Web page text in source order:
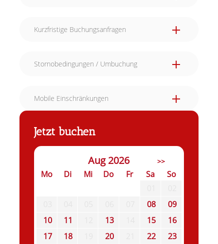
Kurzfristige Buchungsanfragen
Stornobedingungen / Umbuchung
Mobile Einschränkungen
Jetzt buchen
Aug 2026 >>
Mo Di Mi Do Fr Sa
So
08
09
10
11 13 15
16
17
18 20 22
23